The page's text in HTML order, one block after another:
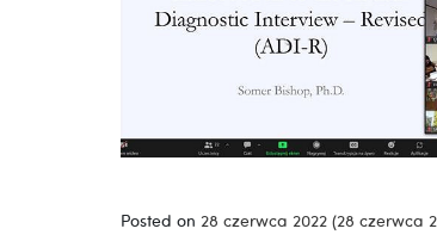
Posted on 28 czerwca 2022(28 czerwca